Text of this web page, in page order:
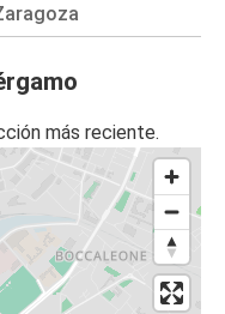
más reciente.